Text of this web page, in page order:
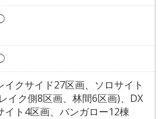
イクサイド27区画、ソロサイト
イク側8区画、林間6区画)、DX
イト4区画、バンガロー12棟